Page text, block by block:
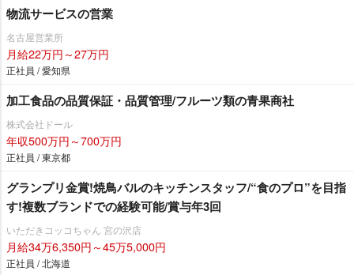
物流サービスの営業
名古屋営業所
月給22万円～27万円
正社員 / 愛知県
加工食品の品質保証・品質管理/フルーツ類の青果商社
株式会社ドール
年収500万円～700万円
正社員 / 東京都
グランプリ金賞!焼鳥バルのキッチンスタッフ/“食のプロ”を目指
す!複数ブランドでの経験可能/賞与年3回
いただきコッコちゃん 宮の沢店
月給34万6,350円～45万5,000円
正社員 / 北海道